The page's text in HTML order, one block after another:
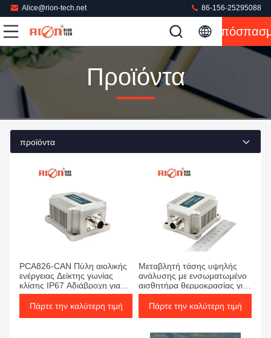
Alice@rion-tech.net 86-156-25295088
Προϊόντα
προϊόντα
PCA826-CAN Πύλη αιολικής
ενέργειας Δείκτης γωνίας
κλίσης IP67 Αδιάβροχη για
σιδηροδρομικές γραμμές
Πάρτε την καλύτερη τιμή
Μεταβλητή τάσης υψηλής
ανάλυσης με ενσωματωμένο
αισθητήρα θερμοκρασίας για
την ενέργεια του ανέμου
Πάρτε την καλύτερη τιμή